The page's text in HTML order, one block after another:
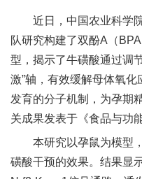
团
队
科
近日，中国农业科学
队研究构建了双酚A（
型，揭示了牛磺酸通过调
激”轴，有效缓解母体氧
发育的分子机制，为孕期
关成果发表于《食品与功
本研究以孕鼠为模型
磺酸干预的效果。结果显